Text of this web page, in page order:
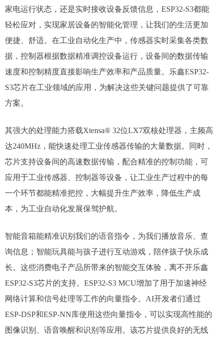
家电运行状态，还是实时接收设备反馈信息，ESP32-S3都能
轻松应对，实现家居设备的智能化管理，让我们的生活更加
便捷、舒适。​在工业自动化生产中，传感器实时采集各类数
据，控制器根据数据精准调控设备运行，设备间的数据传输
速度和控制精度直接影响生产效率和产品质量。乐鑫ESP32-
S3芯片在工业领域的应用，为解决这些关键问题提供了可靠
方案。​
其强大的处理能力搭载Xtensa® 32位LX7双核处理器，主频高
达240MHz，能快速处理工业传感器传输的大量数据。同时，
芯片支持设备间的高速数据传输，配合精准的控制功能，可
应用于工业传感器、控制器等设备，让工业生产过程中的每
一个环节都能精准把控，大幅提升生产效率，降低生产成
本，为工业自动化发展保驾护航。
智能音箱能精准识别我们的语音指令，为我们播放音乐、查
询信息；智能玩具能与孩子进行互动游戏，陪伴孩子快乐成
长。这些消费电子产品所带来的智能交互体验，离不开乐鑫
ESP32-S3芯片的支持。​ESP32-S3 MCU增加了用于加速神经
网络计算和信号处理等工作的向量指令。AI开发者们通过
ESP-DSP和ESP-NN库使用这些向量指令，可以实现高性能的
图像识别、语音唤醒和识别等应用。该芯片提供良好的无线